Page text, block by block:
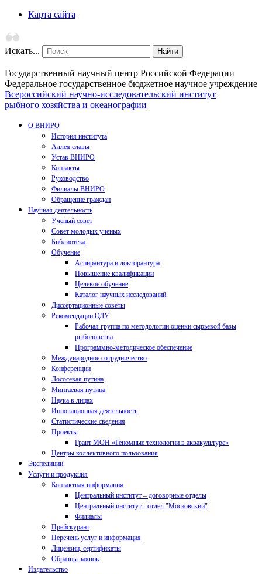
Карта сайта
Искать... Найти
Государственный научный центр Российской Федерации
Федеральное государственное бюджетное научное учреждение
Всероссийский научно-исследовательский институт
рыбного хозяйства и океанографии
О ВНИРО
История института
Аллея славы
Устав ВНИРО
Контакты
Руководство
Филиалы ВНИРО
Обращение граждан
Научная деятельность
Ученый совет
Совет молодых ученых
Библиотека
Обучение
Аспирантура и докторантура
Повышение квалификации
Целевое обучение
Каталог научных исследований
Диссертационные советы
Рекомендации ОДУ
Рабочая группа по методологии оценки сырьевой базы
рыболовства
Программно-методическое обеспечение
Международное сотрудничество
Конференции
Лососевая путина
Минтаевая путина
Наука в лицах
Инновационная деятельность
Статистические сведения
Проекты
Грант МОН «Геномные технологии в аквакультуре»
Центры коллективного пользования
Экспедиции
Услуги и продукция
Контактная информация
Центральный институт – договорные отделы
Центральный институт - отдел "Московский"
Филиалы
Прейскурант
Перечень услуг и информация
Лицензии, сертификаты
Образцы заявок
Издательство